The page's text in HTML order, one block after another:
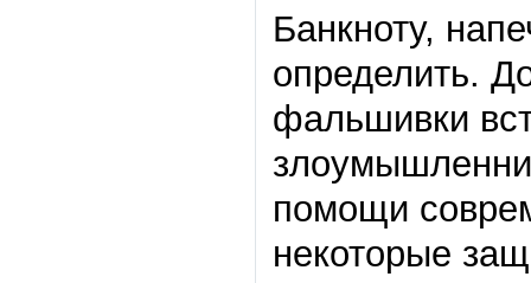
Банкноту,
определить.
фальшивки
помощи
некоторые